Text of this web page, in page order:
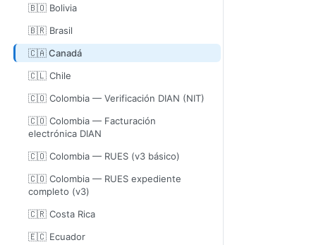
🇧🇴 Bolivia
🇧🇷 Brasil
🇨🇦 Canadá
🇨🇱 Chile
🇨🇴 Colombia — Verificación DIAN (NIT)
🇨🇴 Colombia — Facturación
electrónica DIAN
🇨🇴 Colombia — RUES (v3 básico)
🇨🇴 Colombia — RUES expediente
completo (v3)
🇨🇷 Costa Rica
🇪🇨 Ecuador